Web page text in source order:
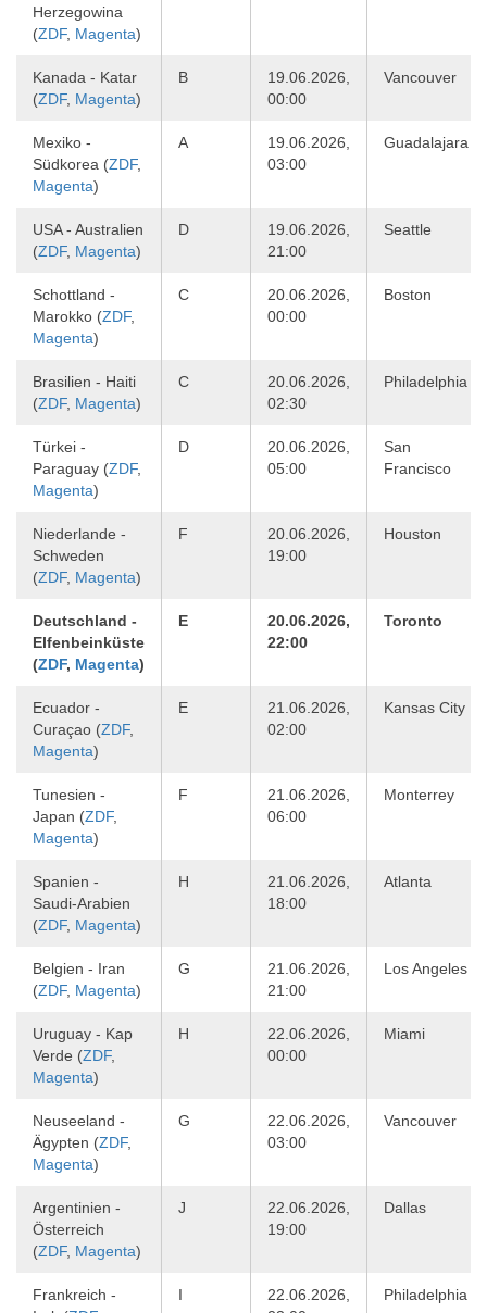
Herzegowina
(ZDF, Magenta)
Kanada - Katar
(ZDF, Magenta)
B
19.06.2026,
00:00
Vancouver
Mexiko -
Südkorea (ZDF,
Magenta)
A
19.06.2026,
03:00
Guadalajara
USA - Australien
(ZDF, Magenta)
D
19.06.2026,
21:00
Seattle
Schottland -
Marokko (ZDF,
Magenta)
C
20.06.2026,
00:00
Boston
Brasilien - Haiti
(ZDF, Magenta)
C
20.06.2026,
02:30
Philadelphia
Türkei -
Paraguay (ZDF,
Magenta)
D
20.06.2026,
05:00
San
Francisco
Niederlande -
Schweden
(ZDF, Magenta)
F
20.06.2026,
19:00
Houston
Deutschland -
Elfenbeinküste
(ZDF, Magenta)
E
20.06.2026,
22:00
Toronto
Ecuador -
Curaçao (ZDF,
Magenta)
E
21.06.2026,
02:00
Kansas City
Tunesien -
Japan (ZDF,
Magenta)
F
21.06.2026,
06:00
Monterrey
Spanien -
Saudi-Arabien
(ZDF, Magenta)
H
21.06.2026,
18:00
Atlanta
Belgien - Iran
(ZDF, Magenta)
G
21.06.2026,
21:00
Los Angeles
Uruguay - Kap
Verde (ZDF,
Magenta)
H
22.06.2026,
00:00
Miami
Neuseeland -
Ägypten (ZDF,
Magenta)
G
22.06.2026,
03:00
Vancouver
Argentinien -
Österreich
(ZDF, Magenta)
J
22.06.2026,
19:00
Dallas
Frankreich -
I
22.06.2026,
Philadelphia